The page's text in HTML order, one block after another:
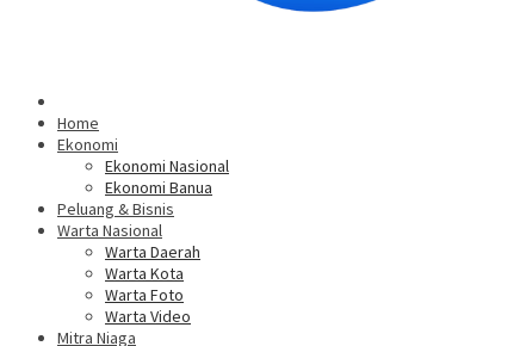
Home
Ekonomi
Ekonomi Nasional
Ekonomi Banua
Peluang & Bisnis
Warta Nasional
Warta Daerah
Warta Kota
Warta Foto
Warta Video
Mitra Niaga